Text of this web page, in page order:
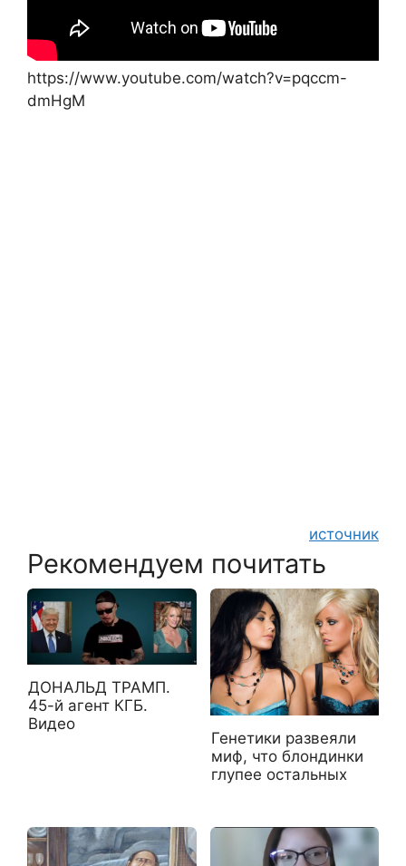
https://www.youtube.com/watch?v=pqccm-
dmHgM
источник
Рекомендуем почитать
ДОНАЛЬД ТРАМП.
45-й агент КГБ.
Видео
Генетики развеяли
миф, что блондинки
глупее остальных